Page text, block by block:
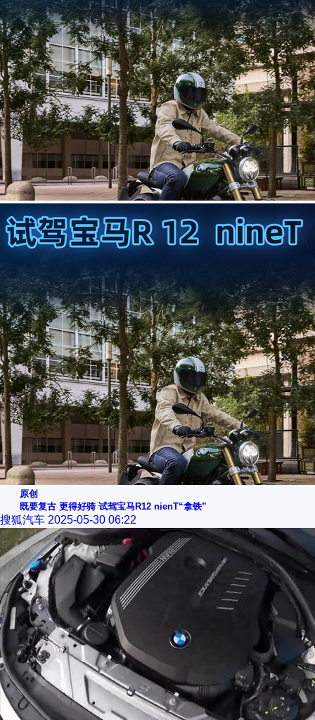
原创
既要复古 更得好骑 试驾宝马R12 nienT“拿铁”
搜狐汽车 2025-05-30 06:22